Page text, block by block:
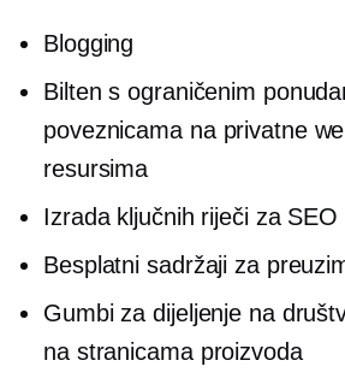
Blogging
Bilten s ograničenim
poveznicama na privatne
resursima
Izrada ključnih riječi za SEO
Besplatni sadržaji za
Gumbi za dijeljenje na
na stranicama proizvoda